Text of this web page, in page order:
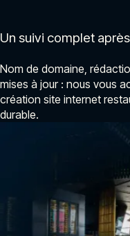
Un suivi complet
Nom de domaine,
mises à jour : nous vous
création site internet
durable.